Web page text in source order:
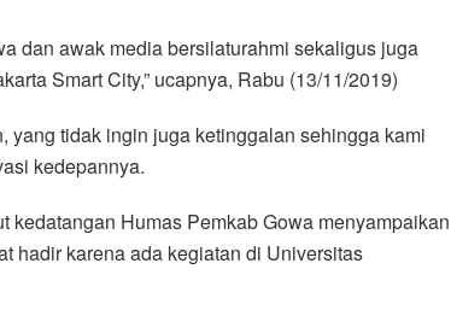
dan awak media bersilaturahmi sekaligus juga
Smart City,” ucapnya, Rabu (13/11/2019)
yang tidak ingin juga ketinggalan sehingga kami
kedepannya.
kedatangan Humas Pemkab Gowa menyampaikan
hadir karena ada kegiatan di Universitas